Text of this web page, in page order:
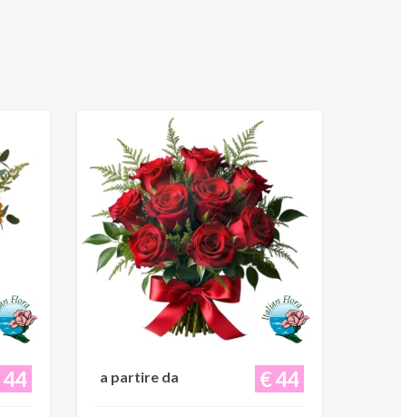
44 € 44
a partire da